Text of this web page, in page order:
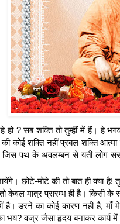
हो ? सब शक्ति तो तुम्हीं में हैं। हे
कोई शक्ति नहीं प्रबल शक्ति आत्मा
पथ के अवलम्बन से यती लोग
छोटे-मोटे की तो बात ही क्या
केवल मात्र प्रारम्भ ही है। किसी के
है। डरने का कोई कारण नहीं है,
भय? वज्र जैसा हृदय बनाकर कार्य